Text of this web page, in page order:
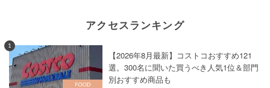
アクセスランキング
1
【2026年8月最新】コストコおすすめ121
選。300名に聞いた買うべき人気1位＆部門
別おすすめ商品も